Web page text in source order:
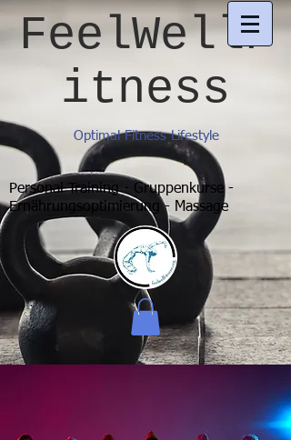
Optimal Fitness Lifestyle
FeelWellF
itness
Personal Training - Gruppenkurse -
Ernährungsoptimierung - Massage